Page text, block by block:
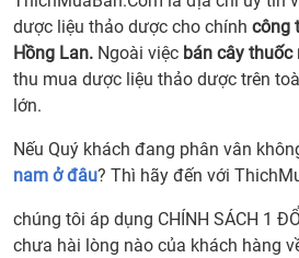
dược liệu thảo dược cho chính công
Hồng Lan. Ngoài việc bán cây thuốc
thu mua dược liệu thảo dược trên
lớn.
Nếu Quý khách đang phân vân
nam ở đâu? Thì hãy đến với
chúng tôi áp dụng CHÍNH SÁCH 1
chưa hài lòng nào của khách hàng